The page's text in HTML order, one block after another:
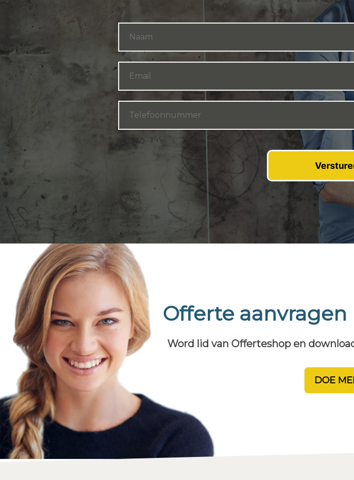
Offerte
Word lid van Offerteshop en
DOE